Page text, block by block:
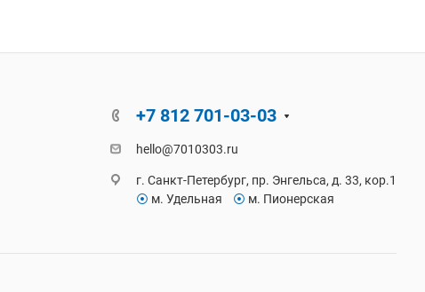
+7 812 701-03-03
hello@7010303.ru
г. Санкт-Петербург, пр. Энгельса, д. 33, кор.1
⦿ м. Удельная ⦿ м. Пионерская